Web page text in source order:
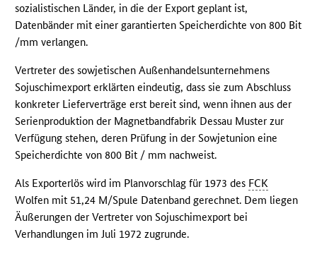
sozialistischen Länder, in die der Export geplant ist,
Datenbänder mit einer garantierten Speicherdichte von 800 Bit
/mm verlangen.
Vertreter des sowjetischen Außenhandelsunternehmens
Sojuschimexport erklärten eindeutig, dass sie zum Abschluss
konkreter Lieferverträge erst bereit sind, wenn ihnen aus der
Serienproduktion der Magnetbandfabrik Dessau Muster zur
Verfügung stehen, deren Prüfung in der Sowjetunion eine
Speicherdichte von 800 Bit / mm nachweist.
Als Exporterlös wird im Planvorschlag für 1973 des FCK
Wolfen mit 51,24 M/Spule Datenband gerechnet. Dem liegen
Äußerungen der Vertreter von Sojuschimexport bei
Verhandlungen im Juli 1972 zugrunde.